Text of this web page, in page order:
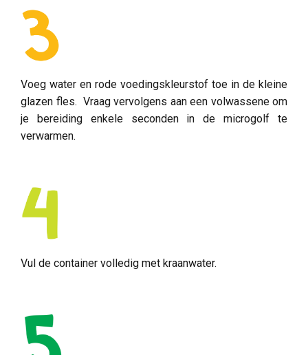
Voeg water en rode voedingskleurstof toe in de kleine
glazen fles. Vraag vervolgens aan een volwassene om
je bereiding enkele seconden in de microgolf te
verwarmen.
Vul de container volledig met kraanwater.